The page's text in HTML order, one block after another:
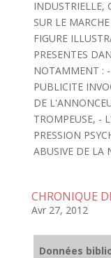
INDUSTRIELLE,
SUR LE
FIGURE
PRESENTES
NOTAMMENT :
PUBLICITE
DE
TROMPEUSE, -
PRESSION
ABUSIVE DE LA
CHRONIQUE
Avr 27, 2012
Données